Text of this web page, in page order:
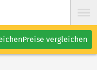
Preise vergleichen